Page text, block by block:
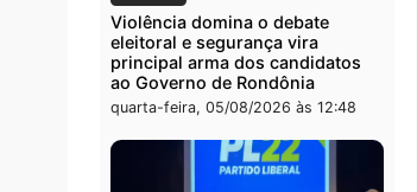
Polícia
Homem é preso após furtar peça
de picanha e reagir a seguranças
em supermercado